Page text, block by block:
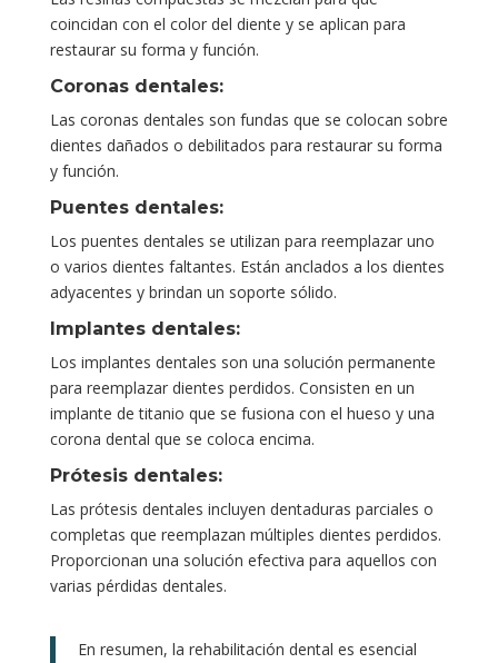
coincidan con el color del diente y se aplican para
restaurar su forma y función.
Coronas dentales:
Las coronas dentales son fundas que se colocan sobre
dientes dañados o debilitados para restaurar su forma
y función.
Puentes dentales:
Los puentes dentales se utilizan para reemplazar uno
o varios dientes faltantes. Están anclados a los dientes
adyacentes y brindan un soporte sólido.
Implantes dentales:
Los implantes dentales son una solución permanente
para reemplazar dientes perdidos. Consisten en un
implante de titanio que se fusiona con el hueso y una
corona dental que se coloca encima.
Prótesis dentales:
Las prótesis dentales incluyen dentaduras parciales o
completas que reemplazan múltiples dientes perdidos.
Proporcionan una solución efectiva para aquellos con
varias pérdidas dentales.
En resumen, la rehabilitación dental es esencial